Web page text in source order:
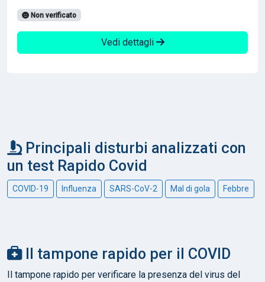
Non verificato
Vedi dettagli
Principali disturbi analizzati con
un test Rapido Covid
COVID-19 Influenza SARS-CoV-2 Mal di gola Febbre
Il tampone rapido per il COVID
Il tampone rapido per verificare la presenza del virus del